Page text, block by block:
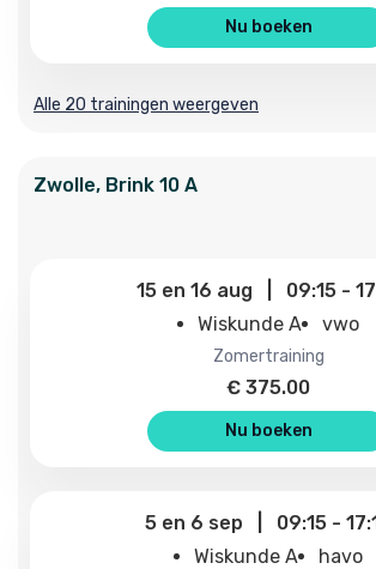
Nu boeken
Alle 20 trainingen weergeven
Zwolle, Brink 10 A
15 en 16 aug 09:15-
Wiskunde A
vwo
zomertraining
€ 375.00
Nu boeken
5 en 6 sep 09:15 -
Wiskunde A
havo